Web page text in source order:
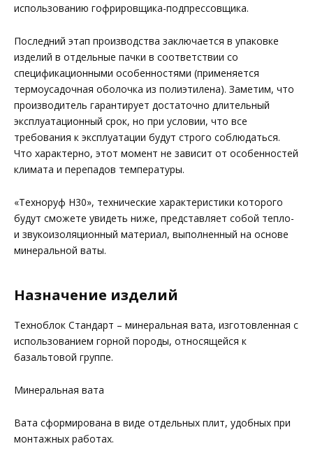
использованию гофрировщика-подпрессовщика.
Последний этап производства заключается в упаковке
изделий в отдельные пачки в соответствии со
спецификационными особенностями (применяется
термоусадочная оболочка из полиэтилена). Заметим, что
производитель гарантирует достаточно длительный
эксплуатационный срок, но при условии, что все
требования к эксплуатации будут строго соблюдаться.
Что характерно, этот момент не зависит от особенностей
климата и перепадов температуры.
«Техноруф Н30», технические характеристики которого
будут сможете увидеть ниже, представляет собой тепло-
и звукоизоляционный материал, выполненный на основе
минеральной ваты.
Назначение изделий
Техноблок Стандарт – минеральная вата, изготовленная с
использованием горной породы, относящейся к
базальтовой группе.
Минеральная вата
Вата сформирована в виде отдельных плит, удобных при
монтажных работах.